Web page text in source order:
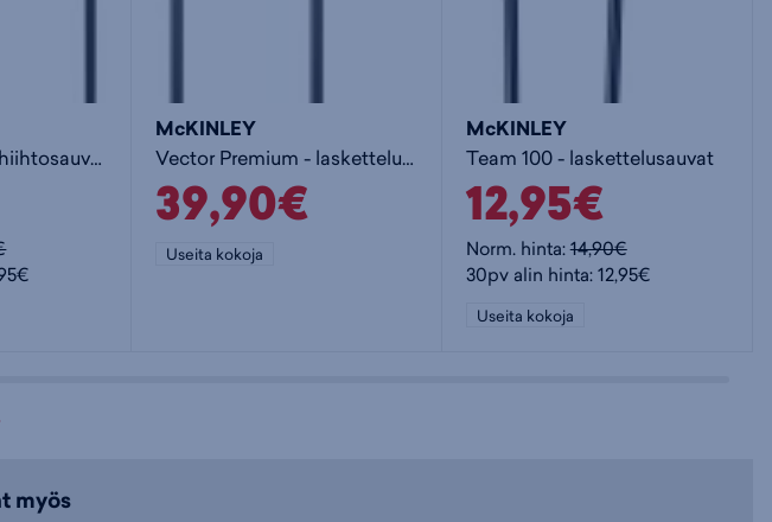
Active Jr - lasten hiihtosauvat
McKINLEY
Vector Premium - laskettelusauvat
39,90€
Useita kokoja
McKINLEY
Team 100 - laskettelusauvat
12,95€
Norm. hinta:14,90€
30pv alin hinta: 12,95€
Useita kokoja
myös